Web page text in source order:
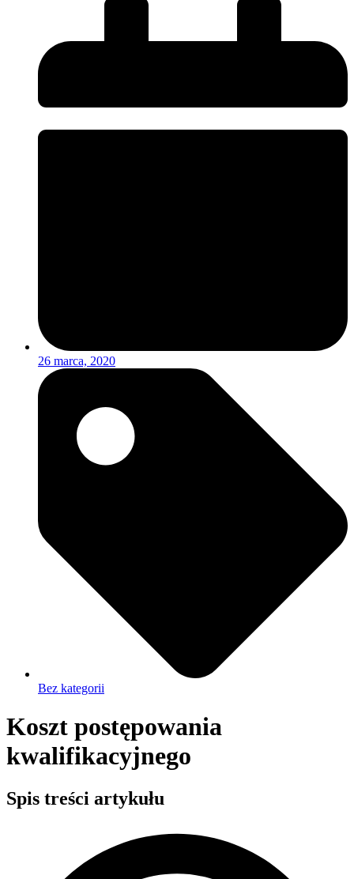
26 marca, 2020
Bez kategorii
Koszt postępowania
kwalifikacyjnego
Spis treści artykułu